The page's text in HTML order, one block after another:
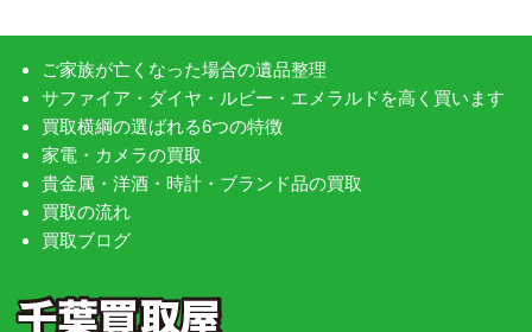
ご家族が亡くなった場合の遺品整理
サファイア・ダイヤ・ルビー・エメラルドを高く買います
買取横綱の選ばれる6つの特徴
家電・カメラの買取
貴金属・洋酒・時計・ブランド品の買取
買取の流れ
買取ブログ